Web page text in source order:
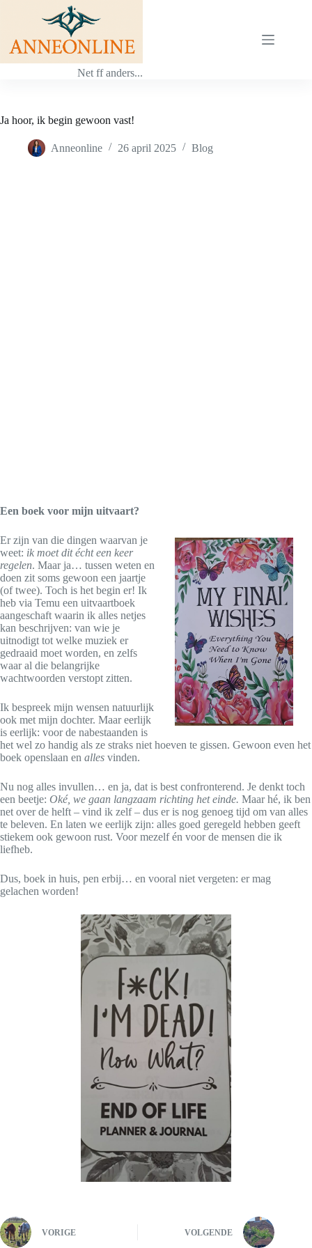
inhoud
Net ff anders...
Ja hoor, ik begin gewoon vast!
Anneonline 26 april 2025 Blog
Een boek voor mijn uitvaart?
Er zijn van die dingen waarvan je
weet: ik moet dit écht een keer
regelen. Maar ja… tussen weten en
doen zit soms gewoon een jaartje
(of twee). Toch is het begin er! Ik
heb via Temu een uitvaartboek
aangeschaft waarin ik alles netjes
kan beschrijven: van wie je
uitnodigt tot welke muziek er
gedraaid moet worden, en zelfs
waar al die belangrijke
wachtwoorden verstopt zitten.
Ik bespreek mijn wensen natuurlijk
ook met mijn dochter. Maar eerlijk
is eerlijk: voor de nabestaanden is
het wel zo handig als ze straks niet hoeven te gissen. Gewoon even het
boek openslaan en alles vinden.
Nu nog alles invullen… en ja, dat is best confronterend. Je denkt toch
een beetje: Oké, we gaan langzaam richting het einde. Maar hé, ik ben
net over de helft – vind ik zelf – dus er is nog genoeg tijd om van alles
te beleven. En laten we eerlijk zijn: alles goed geregeld hebben geeft
stiekem ook gewoon rust. Voor mezelf én voor de mensen die ik
liefheb.
Dus, boek in huis, pen erbij… en vooral niet vergeten: er mag
gelachen worden!
VORIGE VOLGENDE